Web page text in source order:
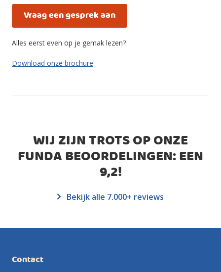
Vraag een gesprek aan
Alles eerst even op je gemak lezen?
Download onze brochure
WIJ ZIJN TROTS OP ONZE
FUNDA BEOORDELINGEN: EEN
9,2!
Bekijk alle 7.000+ reviews
Contact